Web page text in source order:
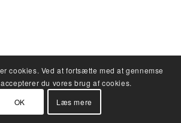
cookies. Ved at fortsætte med at gennemse
du vores brug af cookies.
OK
Læs mere